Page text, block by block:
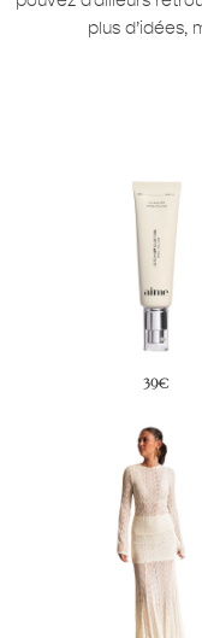
plus d’idées,
39€